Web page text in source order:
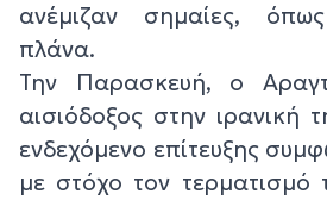
ανέμιζαν σημαίες,
πλάνα.
Την Παρασκευή, ο
αισιόδοξος στην ιρανική
ενδεχόμενο επίτευξης
με στόχο τον τερματισμό